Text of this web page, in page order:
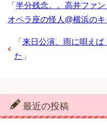
「 半分残念。。高井ファ
オペラ座の怪人@横浜の
「 来日公演、雨に唄えば
た 」
最近の投稿